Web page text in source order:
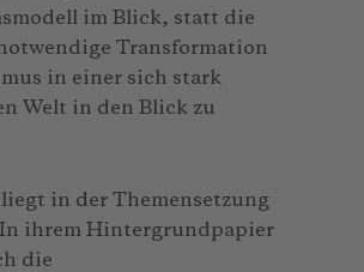
im Blick, statt die
Transformation
in einer sich stark
Welt in den Blick zu
in der Themensetzung
ihrem Hintergrundpapier
die